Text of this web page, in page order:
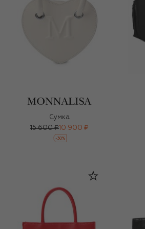
Сумка
15 600 ₽ 10 900 ₽
-30%